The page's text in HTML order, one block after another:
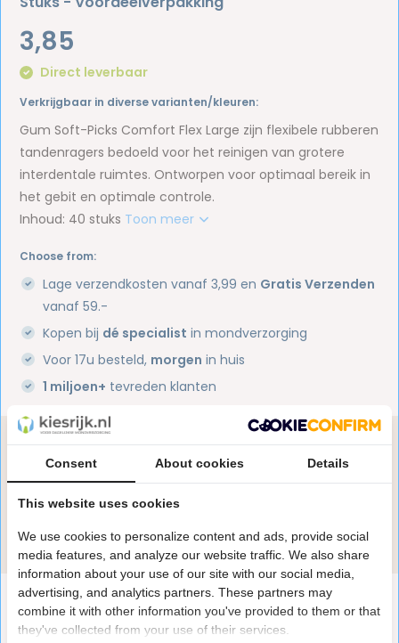
3,85
Direct leverbaar
Verkrijgbaar in diverse varianten/kleuren:
Gum Soft-Picks Comfort Flex Large zijn flexibele rubberen
tandenragers bedoeld voor het reinigen van grotere
interdentale ruimtes. Ontworpen voor optimaal bereik in
het gebit en optimale controle.
Inhoud: 40 stuks Toon meer
Choose from:
Lage verzendkosten vanaf 3,99 en Gratis Verzenden
vanaf 59.-
Kopen bij dé specialist in mondverzorging
Voor 17u besteld, morgen in huis
1 miljoen+ tevreden klanten
Productomschrijving
Heb je een vraag over dit product?
Onze specialisten helpen je graag! Spreek ons aan
Stuur e-mail
Consent About cookies Details
This website uses cookies
We use cookies to personalize content and ads, provide social
media features, and analyze our website traffic. We also share
information about your use of our site with our social media,
advertising, and analytics partners. These partners may
combine it with other information you've provided to them or that
they've collected from your use of their services.